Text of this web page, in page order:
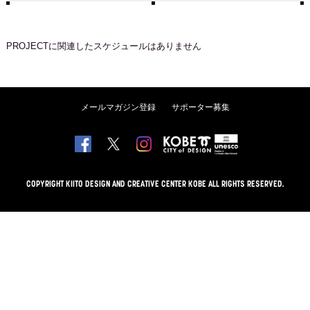
PROJECTに関連したスケジュールはありません
メールマガジン登録 サポーター募集
COPYRIGHT KIITO DESIGN AND CREATIVE CENTER KOBE ALL RIGHTS RESERVED.